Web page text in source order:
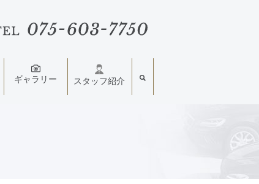
ギャラリー スタッフ紹介